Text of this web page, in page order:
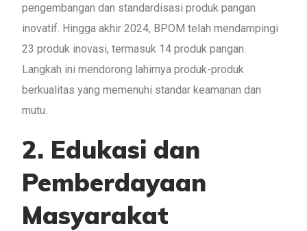
pengembangan dan standardisasi produk pangan
inovatif. Hingga akhir 2024, BPOM telah mendampingi
23 produk inovasi, termasuk 14 produk pangan.
Langkah ini mendorong lahirnya produk-produk
berkualitas yang memenuhi standar keamanan dan
mutu.
2. Edukasi dan
Pemberdayaan
Masyarakat